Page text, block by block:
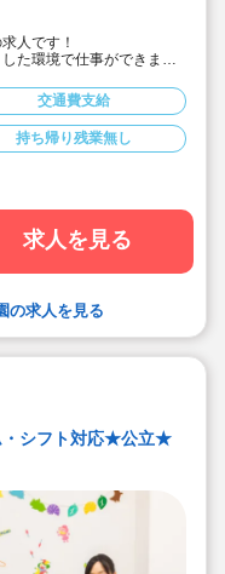
人です！
た環境で仕事ができま
重な機会です。
フルシフトの求人です。
交通費支給
持ち帰り残業無し
求人を見る
の求人を見る
シフト対応★公立★